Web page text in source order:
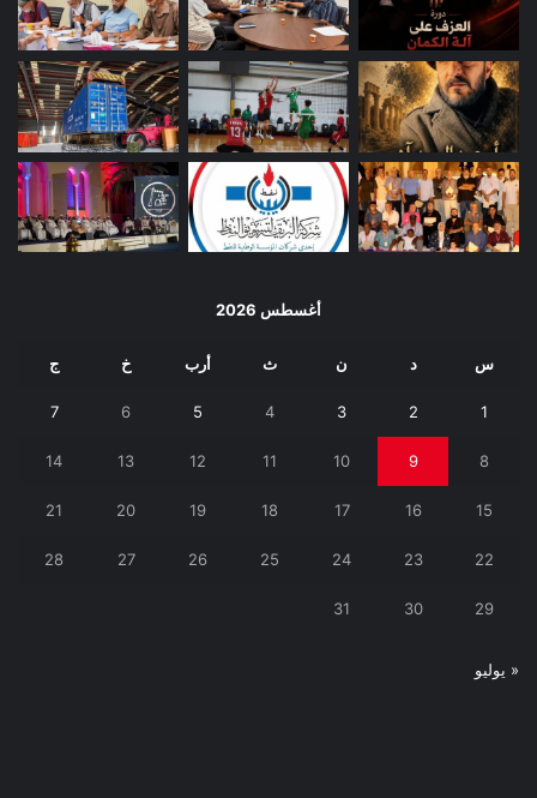
أغسطس 2026
س د ن ث أرب خ ج
1
2
3
4
5
6
7
8
9
10
11
12
13
14
15
16
17
18
19
20
21
22
23
24
25
26
27
28
29
30
31
« يوليو